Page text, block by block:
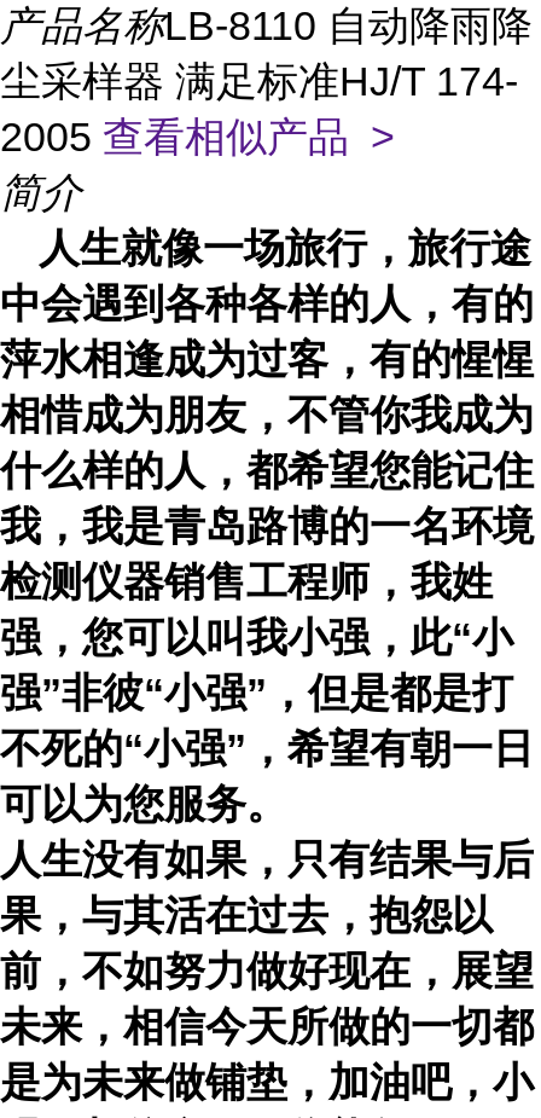
产品名称LB-8110 自动降雨降
尘采样器 满足标准HJ/T 174-
2005 查看相似产品 >
简介
人生就像一场旅行，旅行途
中会遇到各种各样的人，有的
萍水相逢成为过客，有的惺惺
相惜成为朋友，不管你我成为
什么样的人，都希望您能记住
我，我是青岛路博的一名环境
检测仪器销售工程师，我姓
强，您可以叫我小强，此“小
强”非彼“小强”，但是都是打
不死的“小强”，希望有朝一日
可以为您服务。
人生没有如果，只有结果与后
果，与其活在过去，抱怨以
前，不如努力做好现在，展望
未来，相信今天所做的一切都
是为未来做铺垫，加油吧，小